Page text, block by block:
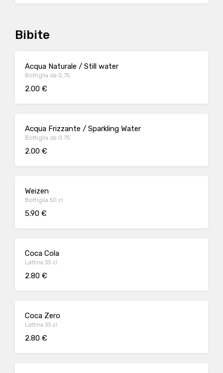
Bibite
Acqua Naturale / Still water
Bottiglia da 0,75
2.00 €
Acqua Frizzante / Sparkling Water
Bottiglia da 0.75
2.00 €
Weizen
Bottiglia 50 cl
5.90 €
Coca Cola
Lattina 33 cl
2.80 €
Coca Zero
Lattina 33 cl
2.80 €